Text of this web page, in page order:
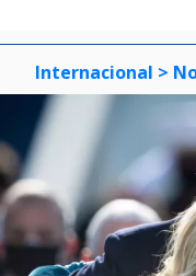
Internacional >